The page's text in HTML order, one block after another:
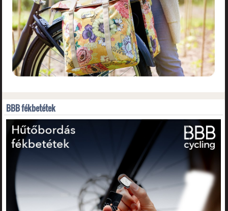
BBB fékbetétek